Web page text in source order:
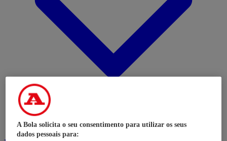
A Bola solicita o seu consentimento para utilizar os seus
dados pessoais para: